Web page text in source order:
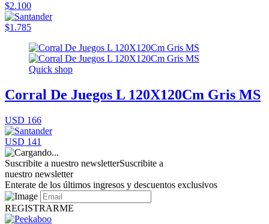
$2.100
$1.785
Quick shop
Corral De Juegos L 120X120Cm Gris MS
USD 166
USD 141
Suscribite a nuestro newsletterSuscribite a
nuestro newsletter
Enterate de los últimos ingresos y descuentos exclusivos
REGISTRARME